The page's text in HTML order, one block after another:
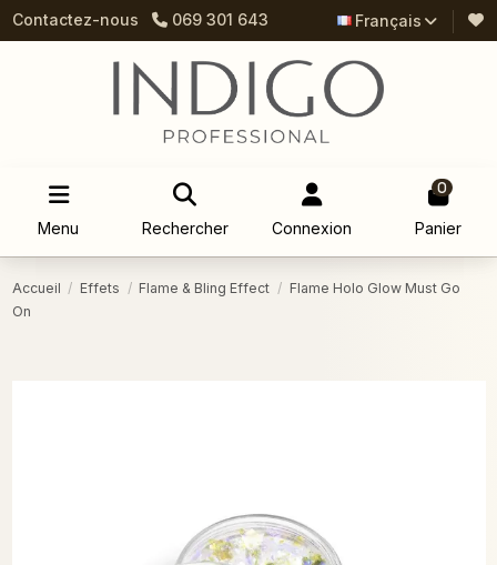
Contactez-nous 069 301 643 Français
Menu Rechercher Connexion
0
Panier
Accueil Effets Flame & Bling Effect
Flame Holo Glow Must Go
On